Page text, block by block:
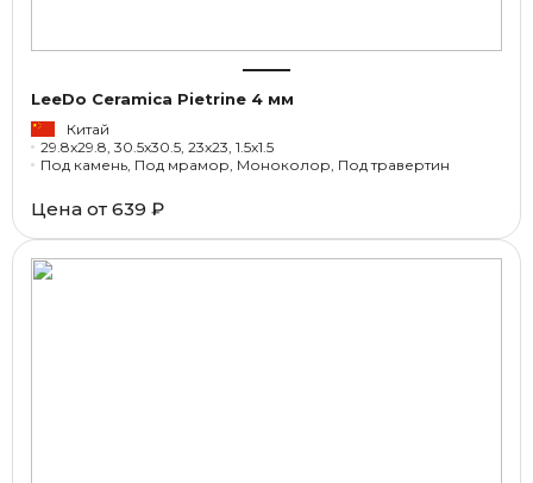
LeeDo Ceramica Pietrine 4 мм
Китай
29.8x29.8, 30.5x30.5, 23x23, 1.5x1.5
Под камень, Под мрамор, Моноколор, Под травертин
Цена от 639 ₽